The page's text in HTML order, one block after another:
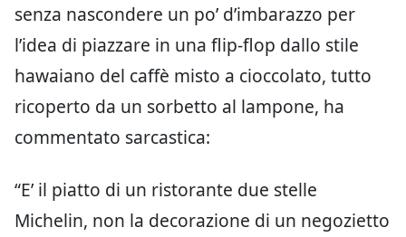
senza nascondere un po’ d’imbarazzo per
l’idea di piazzare in una flip-flop dallo stile
hawaiano del caffè misto a cioccolato, tutto
ricoperto da un sorbetto al lampone, ha
commentato sarcastica:
“E’ il piatto di un ristorante due stelle
Michelin, non la decorazione di un negozietto